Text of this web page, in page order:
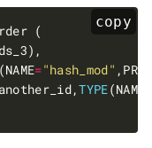
copy
(NAME="hash_mod"
another_id,TYPE(NAME